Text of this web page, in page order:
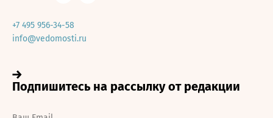
+7 495 956-34-58
info@vedomosti.ru